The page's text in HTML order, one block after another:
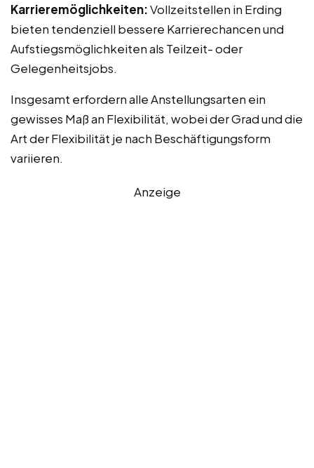
Karrieremöglichkeiten:Vollzeitstellen in Erding
bieten tendenziell bessere Karrierechancen und
Aufstiegsmöglichkeiten als Teilzeit- oder
Gelegenheitsjobs.
Insgesamt erfordern alle Anstellungsarten ein
gewisses Maß an Flexibilität, wobei der Grad und die
Art der Flexibilität je nach Beschäftigungsform
variieren.
Anzeige